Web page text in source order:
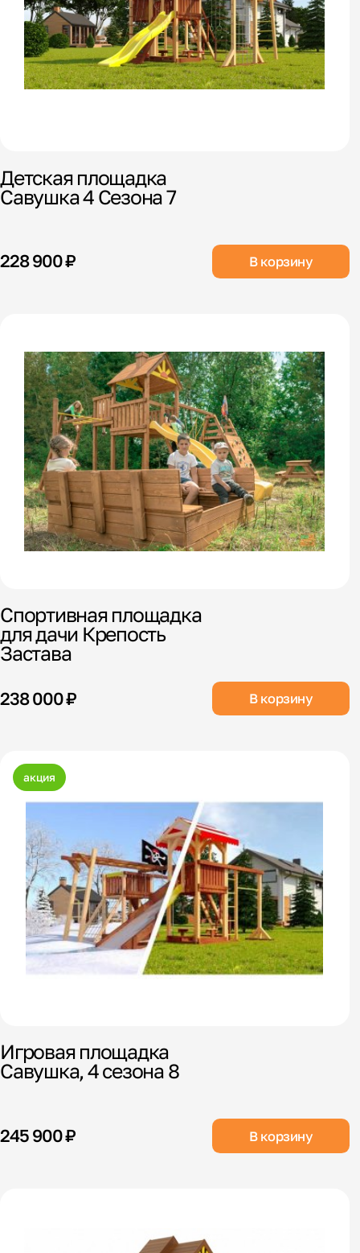
Детская площадка
Савушка 4 Сезона 7
228 900 ₽ В корзину
Спортивная площадка
для дачи Крепость
Застава
238 000 ₽ В корзину
акция
Игровая площадка
Савушка, 4 сезона 8
245 900 ₽ В корзину